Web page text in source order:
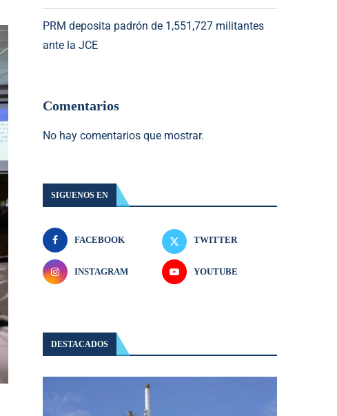
PRM deposita padrón de 1,551,727 militantes
ante la JCE
Comentarios
No hay comentarios que mostrar.
SIGUENOS EN
FACEBOOK TWITTER
INSTAGRAM YOUTUBE
DESTACADOS